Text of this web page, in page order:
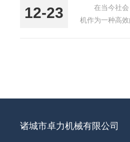
12-23
在当今社
机作为一种高
诸城市卓力机械有限公司